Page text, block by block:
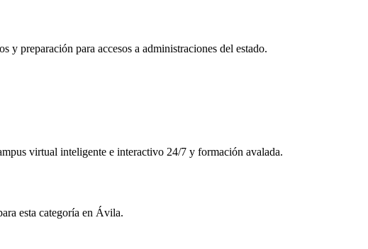
y preparación para accesos a administraciones del estado.
virtual inteligente e interactivo 24/7 y formación avalada.
esta categoría en Ávila.